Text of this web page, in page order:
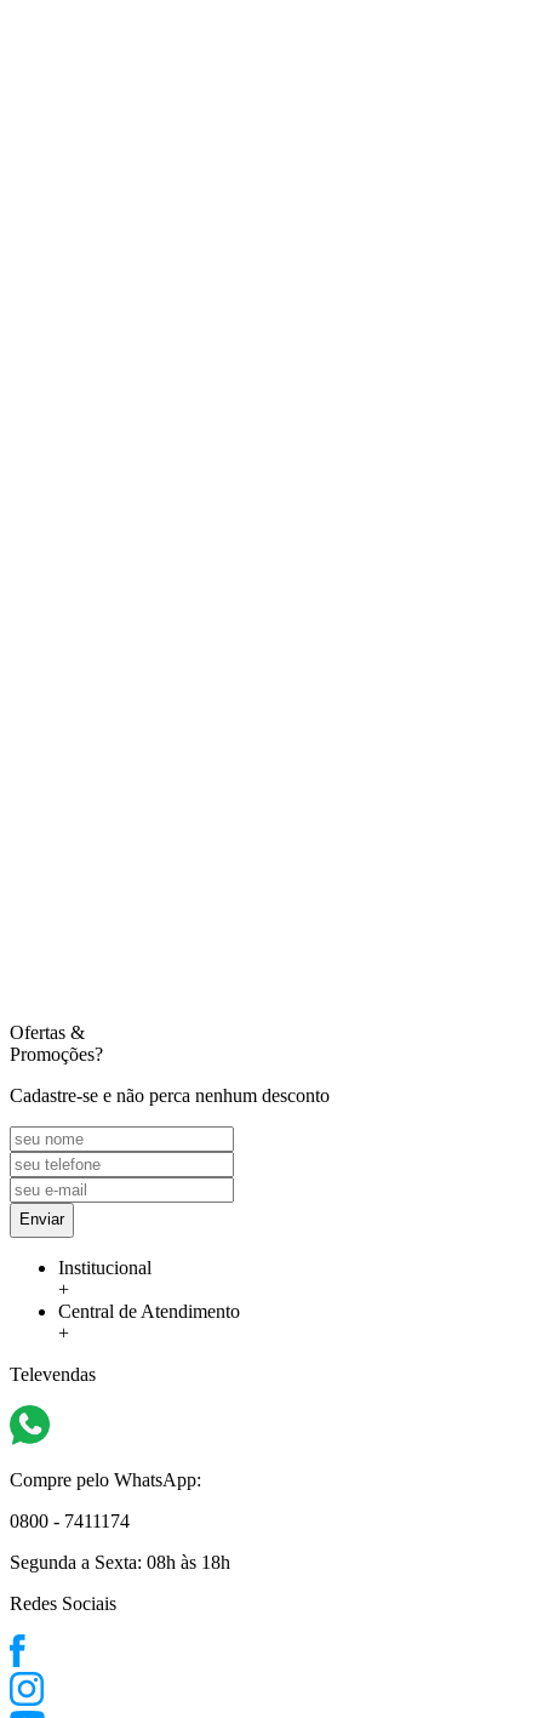
Ofertas &
Promoções?
Cadastre-se e não perca nenhum desconto
Enviar
Institucional
+
Central de Atendimento
+
Televendas
Compre pelo WhatsApp:
0800 - 7411174
Segunda a Sexta: 08h às 18h
Redes Sociais